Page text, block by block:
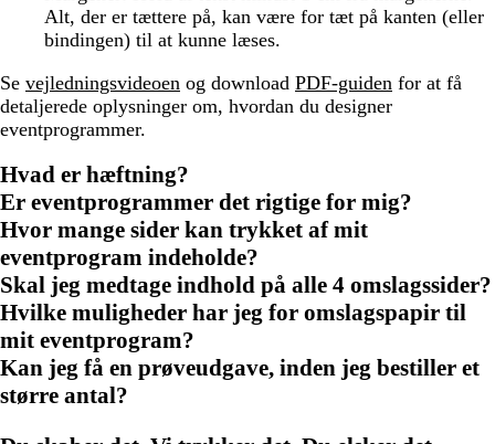
Alt, der er tættere på, kan være for tæt på kanten (eller
bindingen) til at kunne læses.
Se vejledningsvideoen og download PDF-guiden for at få
detaljerede oplysninger om, hvordan du designer
eventprogrammer.
Hvad er hæftning?
Er eventprogrammer det rigtige for mig?
Hvor mange sider kan trykket af mit
eventprogram indeholde?
Skal jeg medtage indhold på alle 4 omslagssider?
Hvilke muligheder har jeg for omslagspapir til
mit eventprogram?
Kan jeg få en prøveudgave, inden jeg bestiller et
større antal?